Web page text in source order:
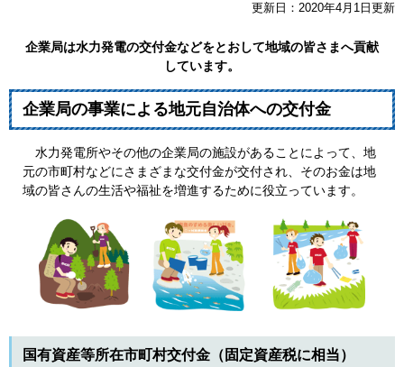
更新日：2020年4月1日更新
企業局は水力発電の交付金などをとおして地域の皆さまへ貢献
しています。
企業局の事業による地元自治体への交付金
水力発電所やその他の企業局の施設があることによって、地
元の市町村などにさまざまな交付金が交付され、そのお金は地
域の皆さんの生活や福祉を増進するために役立っています。
国有資産等所在市町村交付金（固定資産税に相当）